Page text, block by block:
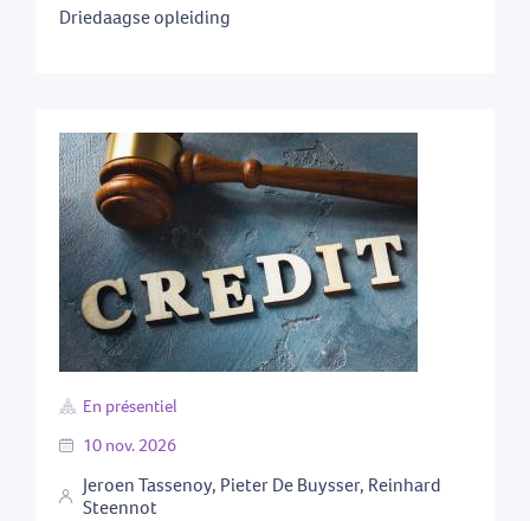
Driedaagse opleiding
En présentiel
10 nov. 2026
Jeroen Tassenoy, Pieter De Buysser, Reinhard
Steennot